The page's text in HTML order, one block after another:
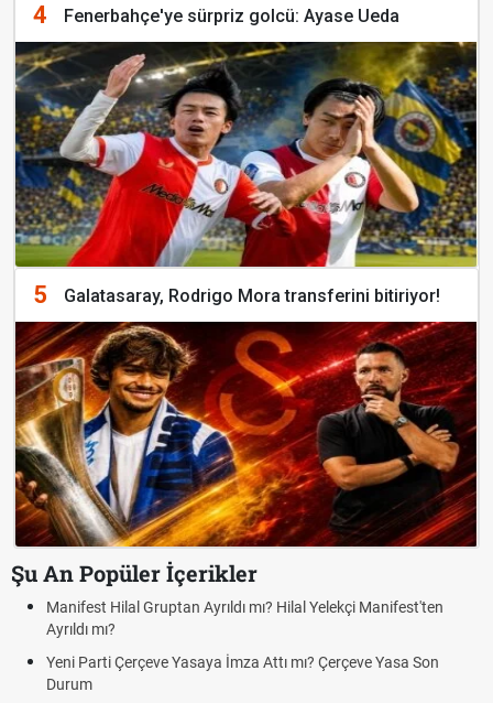
4 Fenerbahçe'ye sürpriz golcü: Ayase Ueda
5 Galatasaray, Rodrigo Mora transferini bitiriyor!
Şu An Popüler İçerikler
Manifest Hilal Gruptan Ayrıldı mı? Hilal Yelekçi Manifest'ten
Ayrıldı mı?
Yeni Parti Çerçeve Yasaya İmza Attı mı? Çerçeve Yasa Son
Durum